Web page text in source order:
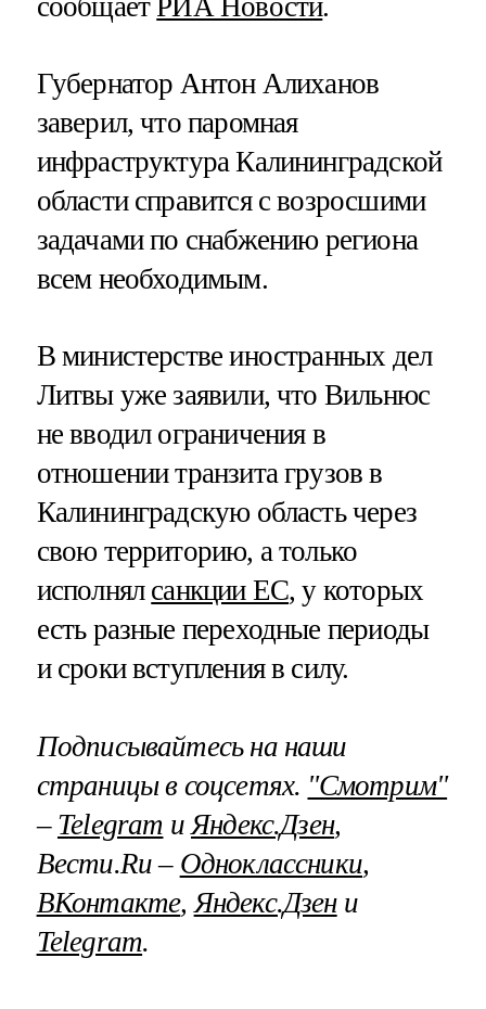
сообщает РИА Новости.
Губернатор Антон Алиханов
заверил, что паромная
инфраструктура Калининградской
области справится с возросшими
задачами по снабжению региона
всем необходимым.
В министерстве иностранных дел
Литвы уже заявили, что Вильнюс
не вводил ограничения в
отношении транзита грузов в
Калининградскую область через
свою территорию, а только
исполнял санкции ЕС, у которых
есть разные переходные периоды
и сроки вступления в силу.
Подписывайтесь на наши
страницы в соцсетях. "Смотрим"
– Telegram и Яндекс.Дзен,
Вести.Ru – Одноклассники,
ВКонтакте, Яндекс.Дзени
Telegram.